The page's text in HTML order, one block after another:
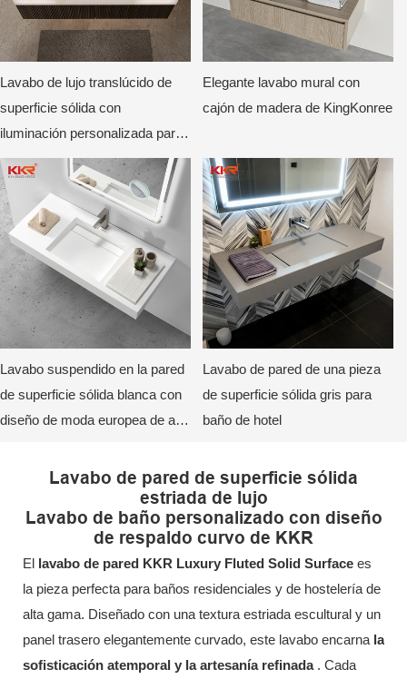
Lavabo de lujo translúcido de
superficie sólida con
iluminación personalizada para
hoteles y villas.
Elegante lavabo mural con
cajón de madera de KingKonree
Lavabo suspendido en la pared
de superficie sólida blanca con
diseño de moda europea de alta
Lavabo de pared de una pieza
de superficie sólida gris para
baño de hotel
Lavabo de pared de superficie sólida
estriada de lujo
Lavabo de baño personalizado con diseño
de respaldo curvo de KKR
El lavabo de pared KKR Luxury Fluted Solid Surface es
la pieza perfecta para baños residenciales y de hostelería de
alta gama. Diseñado con una textura estriada escultural y un
panel trasero elegantemente curvado, este lavabo encarna la
sofisticación atemporal y la artesanía refinada. Cada